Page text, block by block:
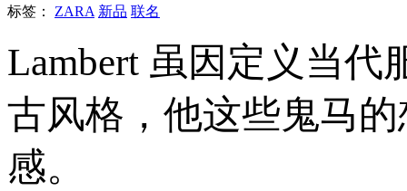
标签： ZARA 新品 联名
Lambert 虽因定义当
古风格，他这些鬼马
感。